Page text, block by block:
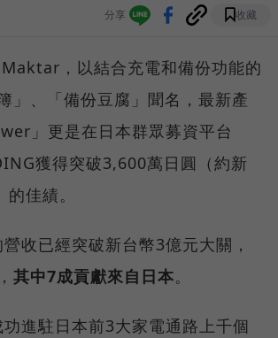
分享 收藏
，以結合充電和備份功能的
」、「備份豆腐」聞名，最新產
」更是在日本群眾募資平台
獲得突破3,600萬日圓（約新
佳績。
收已經突破新台幣3億元大關，
其中7成貢獻來自日本。
進駐日本前3大家電通路上千個